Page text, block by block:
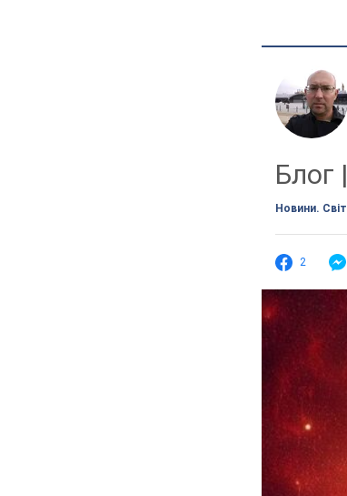
Блог |
Новини. Світ
2